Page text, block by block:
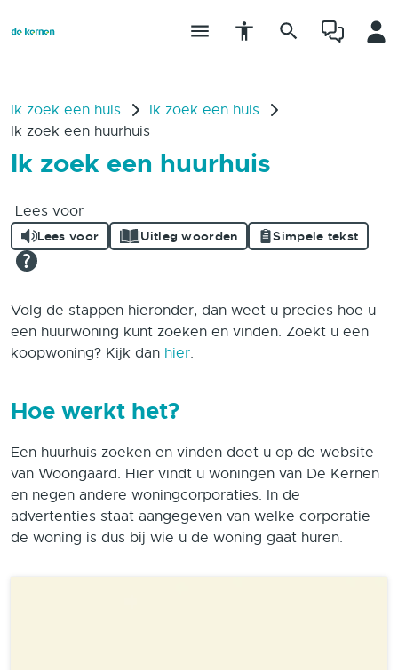
Ik zoek een huis
Ik zoek een huis
Ik zoek een huurhuis
Ik zoek een huurhuis
Lees voor
Lees voor Uitleg woorden Simpele tekst
Volg de stappen hieronder, dan weet u precies hoe u
een huurwoning kunt zoeken en vinden. Zoekt u een
koopwoning? Kijk dan hier.
Hoe werkt het?
Een huurhuis zoeken en vinden doet u op de website
van Woongaard. Hier vindt u woningen van De Kernen
en negen andere woningcorporaties. In de
advertenties staat aangegeven van welke corporatie
de woning is dus bij wie u de woning gaat huren.